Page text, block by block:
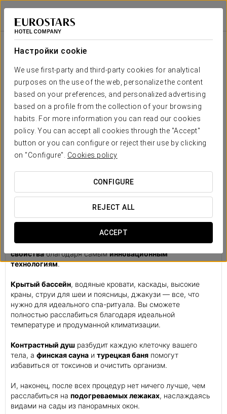
Настройки cookie
We use first-party and third-party cookies for analytical
purposes on the use of the web, personalize the content
based on your preferences, and personalized advertising
based on a profile from the collection of your browsing
habits. For more information you can read our cookies
policy. You can accept all cookies through the "Accept"
button or you can configure or reject their use by clicking
on "Configure". Cookies policy
CONFIGURE
REJECT ALL
ACCEPT
Áurea Palacio de Sober
ЛУГО - СОБЕР
Спа
Спа в гостиницеAurea Palacio de Sober— это настоящий
оазис для души и тела. Царство воды, в котором со
знанием дела используются еетерапевтические
свойстваблагодаря самыминновационным
технологиям.
Крытый бассейн, водяные кровати, каскады, высокие
краны, струи для шеи и поясницы, джакузи — все, что
нужно для идеального спа-ритуала. Вы сможете
полностью расслабиться благодаря идеальной
температуре и продуманной климатизации.
Контрастный душ разбудит каждую клеточку вашего
тела, а финская сауна и турецкая баня помогут
избавиться от токсинов и очистить организм.
И, наконец, после всех процедур нет ничего лучше, чем
расслабиться на подогреваемых лежаках, наслаждаясь
видами на сады из панорамных окон.